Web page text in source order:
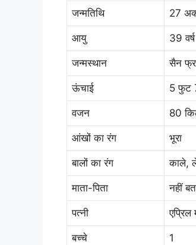
जन्मतिथि 27
आयु 39 वर्ष
जन्मस्थान सैन
ऊंचाई 5 फुट
वजन 80
आंखों का रंग भूरा
बालों का रंग काले,
माता-पिता नहीं
पत्नी एप्रिल
बच्चे 1